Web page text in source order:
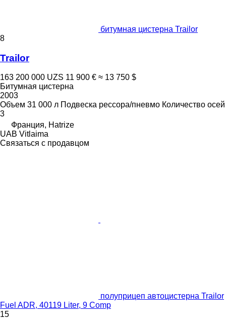
битумная цистерна Trailor
8
Trailor
163 200 000 UZS 11 900 € ≈ 13 750 $
Битумная цистерна
2003
Объем 31 000 л Подвеска рессора/пневмо Количество осей
3
Франция, Hatrize
UAB Vitlaima
Связаться с продавцом
полуприцеп автоцистерна Trailor
Fuel ADR, 40119 Liter, 9 Comp
15